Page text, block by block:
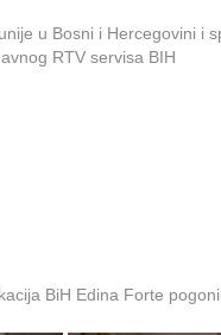
u Bosni i Hercegovini i
RTV servisa BIH
BiH Edina Forte